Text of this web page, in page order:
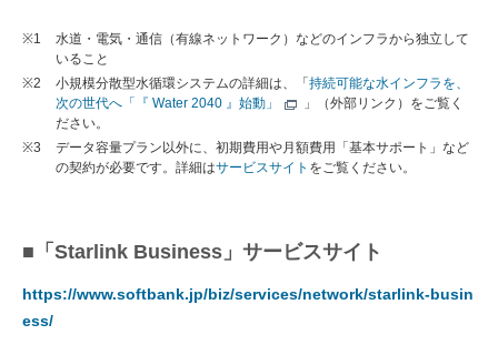
※1
水道・電気・通信（有線ネットワーク）などのインフラから独立して
いること
※2
小規模分散型水循環システムの詳細は、「持続可能な水インフラを、
次の世代へ「『 Water 2040 』始動」
」（外部リンク）をご覧く
ださい。
※3
データ容量プラン以外に、初期費用や月額費用「基本サポート」など
の契約が必要です。詳細はサービスサイト をご覧ください。
■「Starlink Business」サービスサイト
https://www.softbank.jp/biz/services/network/starlink-busin
ess/